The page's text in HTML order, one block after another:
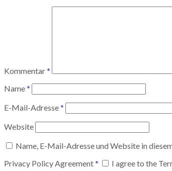
Kommentar*
Name*
E-Mail-Adresse*
Website
Name, E-Mail-Adresse und Website in
Privacy Policy Agreement* I agree to the